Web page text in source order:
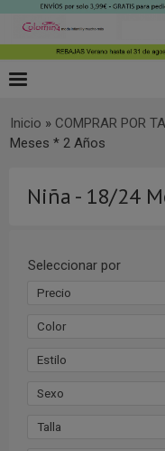
Inicio » COMPRAR POR
Meses * 2 Años
Niña - 18/24
Seleccionar por
Precio
Color
Estilo
Sexo
Talla